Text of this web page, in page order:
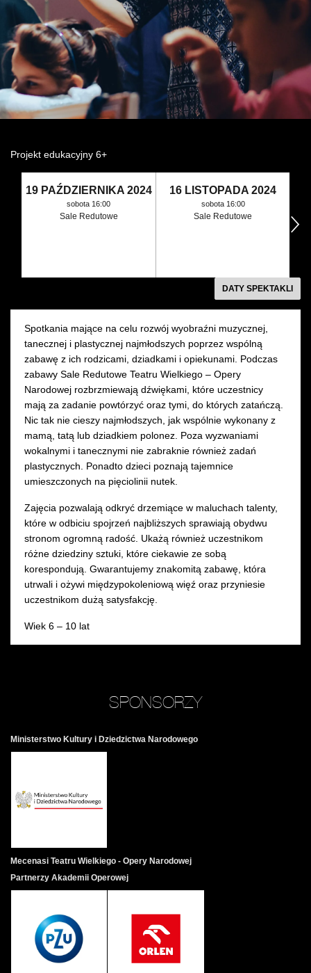
Wynajem kostiumów
Wynajem rekwizytów
Fundusze unijne
Dotacje celowe
Projekt edukacyjny 6+
19 PAŹDZIERNIKA 2024
sobota 16:00
Sale Redutowe
16 LISTOPADA 2024
sobota 16:00
Sale Redutowe
następny
DATY SPEKTAKLI
Spotkania mające na celu rozwój wyobraźni muzycznej,
tanecznej i plastycznej najmłodszych poprzez wspólną
zabawę z ich rodzicami, dziadkami i opiekunami. Podczas
zabawy Sale Redutowe Teatru Wielkiego – Opery
Narodowej rozbrzmiewają dźwiękami, które uczestnicy
mają za zadanie powtórzyć oraz tymi, do których zatańczą.
Nic tak nie cieszy najmłodszych, jak wspólnie wykonany z
mamą, tatą lub dziadkiem polonez. Poza wyzwaniami
wokalnymi i tanecznymi nie zabraknie również zadań
plastycznych. Ponadto dzieci poznają tajemnice
umieszczonych na pięciolinii nutek.
Zajęcia pozwalają odkryć drzemiące w maluchach talenty,
które w odbiciu spojrzeń najbliższych sprawiają obydwu
stronom ogromną radość. Ukażą również uczestnikom
różne dziedziny sztuki, które ciekawie ze sobą
korespondują. Gwarantujemy znakomitą zabawę, która
utrwali i ożywi międzypokoleniową więź oraz przyniesie
uczestnikom dużą satysfakcję.
Wiek 6 – 10 lat
SPONSORZY
Ministerstwo Kultury i Dziedzictwa Narodowego
Mecenasi Teatru Wielkiego - Opery Narodowej
Partnerzy Akademii Operowej